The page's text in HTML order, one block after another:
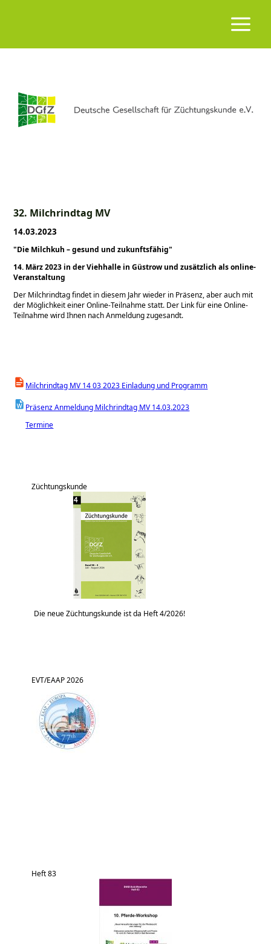
32. Milchrindtag MV
14.03.2023
Die Milchkuh – gesund und zukunftsfähig
14. März 2023 in der Viehhalle in Güstrow und zusätzlich als online-
Veranstaltung
Der Milchrindtag findet in diesem Jahr wieder in Präsenz, aber auch mit
der Möglichkeit einer Online-Teilnahme statt. Der Link für eine Online-
Teilnahme wird Ihnen nach Anmeldung zugesandt.
Milchrindtag MV 14 03 2023 Einladung und Programm
Präsenz Anmeldung Milchrindtag MV 14.03.2023
Termine
Züchtungskunde
Die neue Züchtungskunde ist da Heft 4/2026!
EVT/EAAP 2026
Heft 83